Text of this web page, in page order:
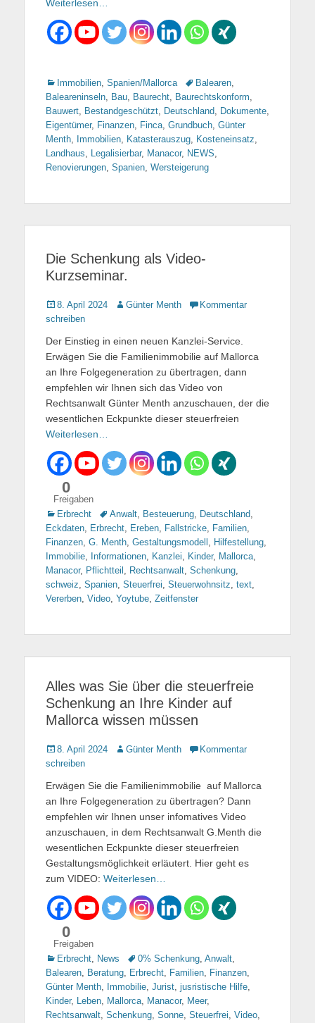
Weiterlesen…
Kategorien
Immobilien, Spanien/Mallorca TagsBalearen,
Baleareninseln, Bau, Baurecht, Baurechtskonform,
Bauwert, Bestandgeschützt, Deutschland, Dokumente,
Eigentümer, Finanzen, Finca, Grundbuch, Günter
Menth, Immobilien, Katasterauszug, Kosteneinsatz,
Landhaus, Legalisierbar, Manacor, NEWS,
Renovierungen, Spanien, Wersteigerung
Die Schenkung als Video-
Kurzseminar.
Gepostet
am
8. April 2024 AutorGünter Menth
Kommentar
schreiben
Der Einstieg in einen neuen Kanzlei-Service.
Erwägen Sie die Familienimmobilie auf Mallorca
an Ihre Folgegeneration zu übertragen, dann
empfehlen wir Ihnen sich das Video von
Rechtsanwalt Günter Menth anzuschauen, der die
wesentlichen Eckpunkte dieser steuerfreien
Weiterlesen…
0
Freigaben
Kategorien
Erbrecht TagsAnwalt, Besteuerung, Deutschland,
Eckdaten, Erbrecht, Ereben, Fallstricke, Familien,
Finanzen, G. Menth, Gestaltungsmodell , Hilfestellung,
Immobilie, Informationen, Kanzlei, Kinder, Mallorca,
Manacor, Pflichtteil , Rechtsanwalt, Schenkung,
schweiz, Spanien, Steuerfrei, Steuerwohnsitz, text,
Vererben, Video, Yoytube, Zeitfenster
Alles was Sie über die steuerfreie
Schenkung an Ihre Kinder auf
Mallorca wissen müssen
Gepostet
am
8. April 2024 AutorGünter Menth
Kommentar
schreiben
Erwägen Sie die Familienimmobilie auf Mallorca
an Ihre Folgegeneration zu übertragen? Dann
empfehlen wir Ihnen unser infomatives Video
anzuschauen, in dem Rechtsanwalt G.Menth die
wesentlichen Eckpunkte dieser steuerfreien
Gestaltungsmöglichkeit erläutert. Hier geht es
zum VIDEO: Weiterlesen…
0
Freigaben
Kategorien
Erbrecht, News Tags0% Schenkung, Anwalt,
Balearen, Beratung, Erbrecht, Familien, Finanzen,
Günter Menth, Immobilie, Jurist, jusristische Hilfe,
Kinder, Leben, Mallorca, Manacor, Meer,
Rechtsanwalt, Schenkung, Sonne, Steuerfrei, Video,